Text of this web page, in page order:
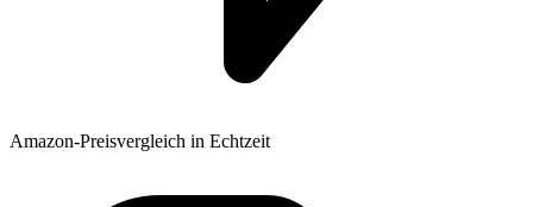
Amazon-Preisvergleich in Echtzeit